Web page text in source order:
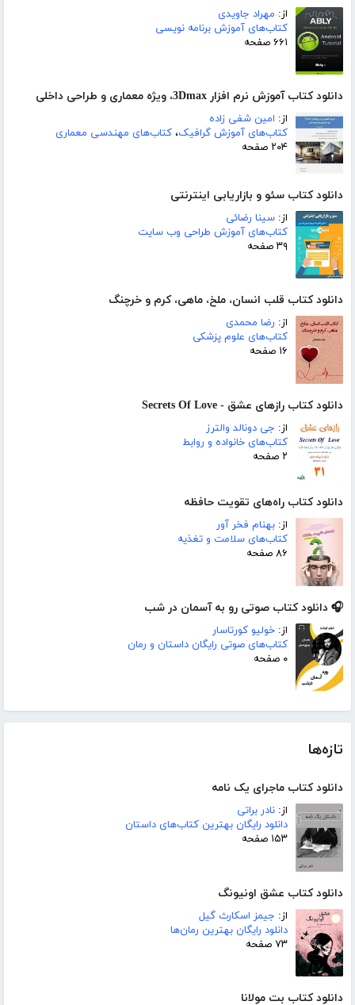
از: مهراد جاویدی
کتاب‌های آموزش برنامه نویسی
۶۶۱ صفحه
دانلود کتاب آموزش نرم افزار 3Dmax، ویژه معماری و طراحی داخلی
از: امین شفی زاده
کتاب‌های آموزش گرافیک، کتاب‌های مهندسی معماری
۲۰۴ صفحه
دانلود کتاب سئو و بازاریابی اینترنتی
از: سینا رضائی
کتاب‌های آموزش طراحی وب سایت
۳۹ صفحه
دانلود کتاب قلب انسان، ملخ، ماهی، کرم و خرچنگ
از: رضا محمدی
کتاب‌های علوم پزشکی
۱۶ صفحه
دانلود کتاب رازهای عشق - Secrets Of Love
از: جی دونالد والترز
کتاب‌های خانواده و روابط
۲ صفحه
دانلود کتاب راه‌های تقویت حافظه
از: بهنام فخر آور
کتاب‌های سلامت و تغذیه
۸۶ صفحه
🎧 دانلود کتاب صوتی رو به آسمان در شب
از: خولیو کورتاسار
کتاب‌های صوتی رایگان داستان و رمان
۰ صفحه
تازه‌ها
دانلود کتاب ماجرای یک نامه
از: نادر براتی
دانلود رایگان بهترین کتاب‌های داستان
۱۵۳ صفحه
دانلود کتاب عشق اونیونگ
از: جیمز اسکارث گیل
دانلود رایگان بهترین رمان‌ها
۷۳ صفحه
دانلود کتاب بت مولانا